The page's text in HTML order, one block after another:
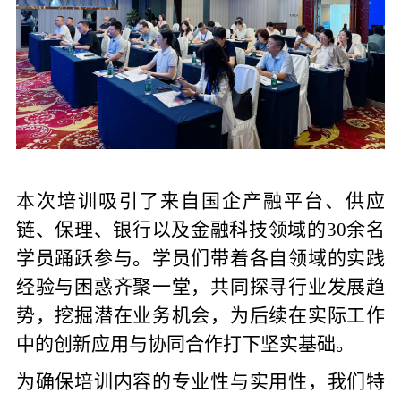
本次培训吸引了来自国企产融平台、供应
链、保理、银行以及金融科技领域的30余名
学员踊跃参与。学员们带着各自领域的实践
经验与困惑齐聚一堂，共同探寻行业发展趋
势，挖掘潜在业务机会，为后续在实际工作
中的创新应用与协同合作打下坚实基础。
为确保培训内容的专业性与实用性， 我们 特